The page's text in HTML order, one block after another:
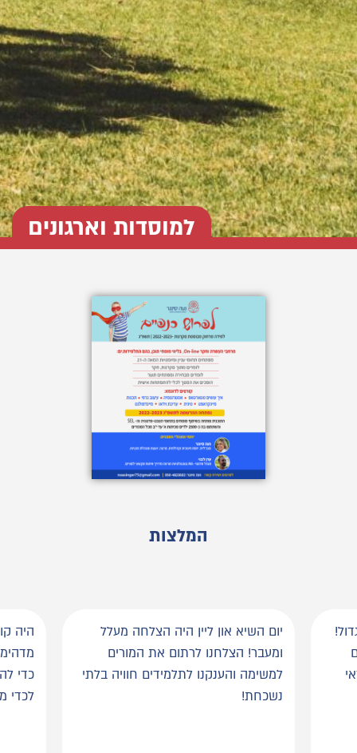
למוסדות וארגונים
המלצות
יום השיא און ליין היה הצלחה מעלל
ומעבר! הצלחנו לרתום את המורים
למשימה והענקנו לתלמידים חוויה בלתי
נשכחת!
היה
כדי
לכדי